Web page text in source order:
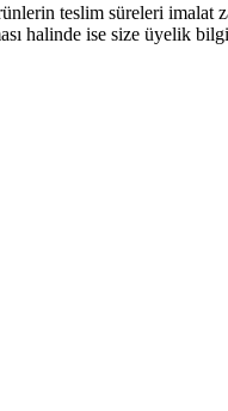
teslim süreleri imalat
halinde ise size üyelik